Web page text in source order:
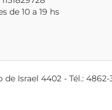
de 10 a 19 hs
de Israel 4402 - Tél.: